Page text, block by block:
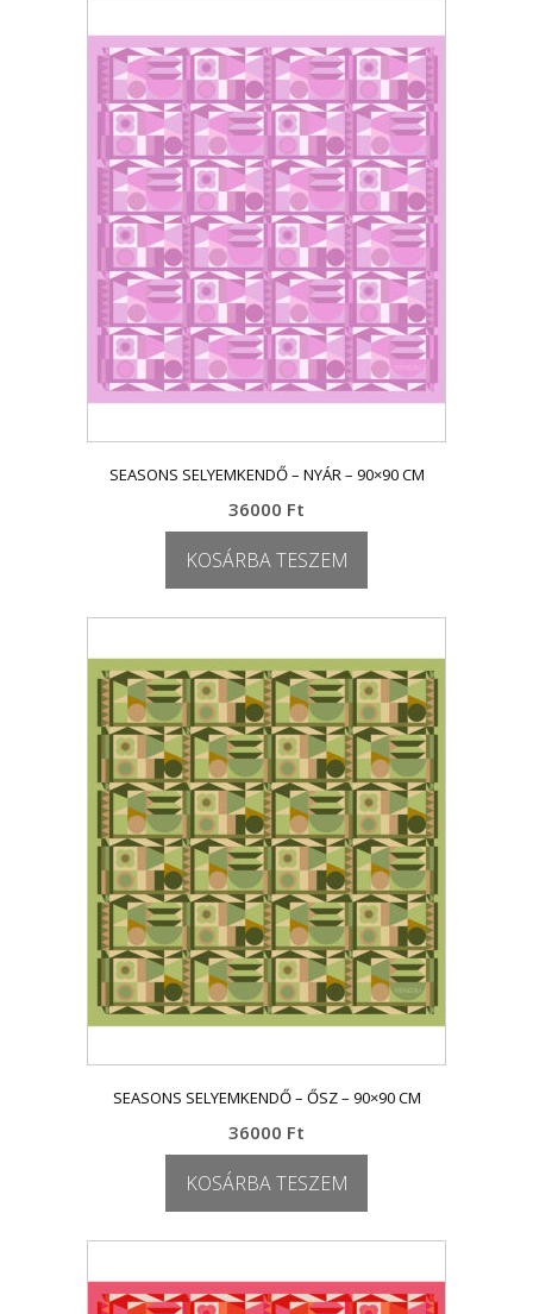
SEASONS SELYEMKENDŐ – NYÁR – 90×90 CM
36000 Ft
KOSÁRBA TESZEM
SEASONS SELYEMKENDŐ – ŐSZ – 90×90 CM
36000 Ft
KOSÁRBA TESZEM